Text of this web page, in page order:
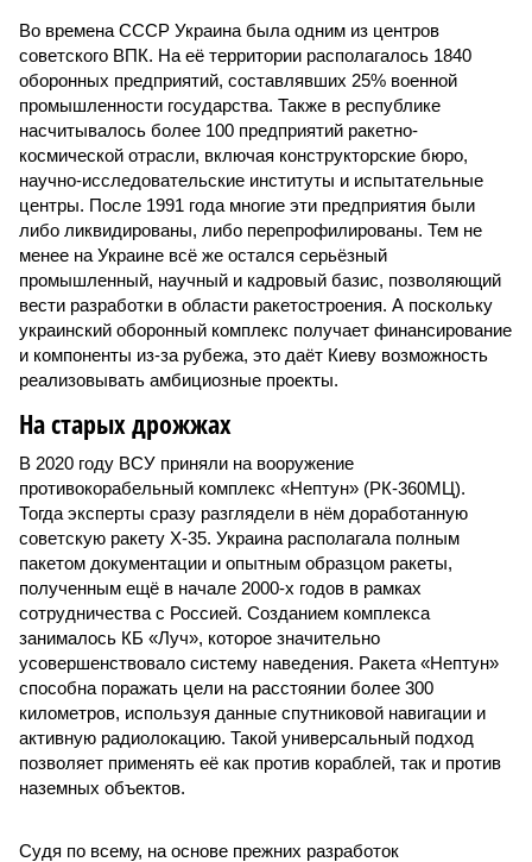
Во времена СССР Украина была одним из центров
советского ВПК. На её территории располагалось 1840
оборонных предприятий, составлявших 25% военной
промышленности государства. Также в республике
насчитывалось более 100 предприятий ракетно-
космической отрасли, включая конструкторские бюро,
научно-исследовательские институты и испытательные
центры. После 1991 года многие эти предприятия были
либо ликвидированы, либо перепрофилированы. Тем не
менее на Украине всё же остался серьёзный
промышленный, научный и кадровый базис, позволяющий
вести разработки в области ракетостроения. А поскольку
украинский оборонный комплекс получает финансирование
и компоненты из-за рубежа, это даёт Киеву возможность
реализовывать амбициозные проекты.
На старых дрожжах
В 2020 году ВСУ приняли на вооружение
противокорабельный комплекс «Нептун» (РК-360МЦ).
Тогда эксперты сразу разглядели в нём доработанную
советскую ракету Х-35. Украина располагала полным
пакетом документации и опытным образцом ракеты,
полученным ещё в начале 2000-х годов в рамках
сотрудничества с Россией. Созданием комплекса
занималось КБ «Луч», которое значительно
усовершенствовало систему наведения. Ракета «Нептун»
способна поражать цели на расстоянии более 300
километров, используя данные спутниковой навигации и
активную радиолокацию. Такой универсальный подход
позволяет применять её как против кораблей, так и против
наземных объектов.
Судя по всему, на основе прежних разработок